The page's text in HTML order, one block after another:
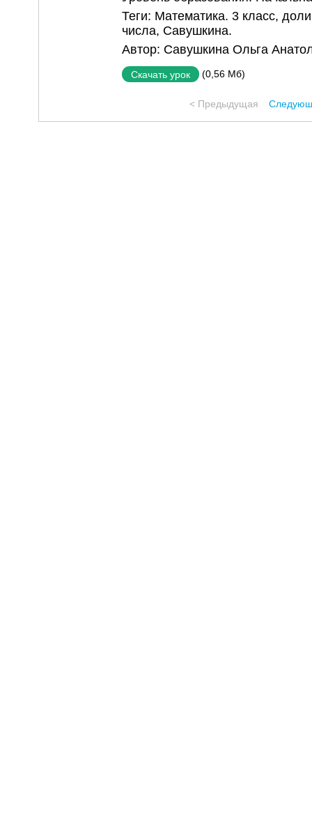
Теги: Математика. 3 класс, доли
числа, Савушкина.
Автор: Савушкина Ольга
Скачать урок (0,56 Мб)
< Предыдущая